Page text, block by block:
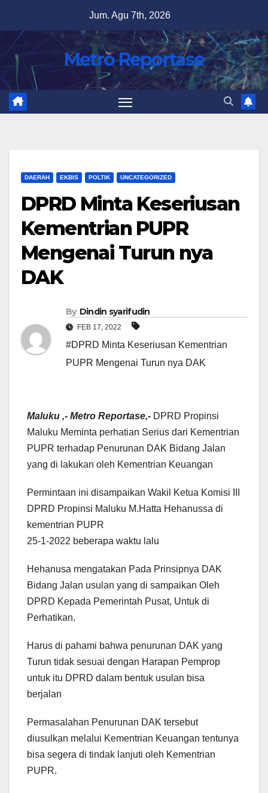
content
Jum. Agu 7th, 2026
Metro Reportase
DAERAH EKBIS POLTIK UNCATEGORIZED
DPRD Minta Keseriusan
Kementrian PUPR
Mengenai Turun nya
DAK
By Dindin syarifudin
FEB 17, 2022
#DPRD Minta Keseriusan Kementrian
PUPR Mengenai Turun nya DAK
Maluku ,- Metro Reportase,- DPRD Propinsi
Maluku Meminta perhatian Serius dari Kementrian
PUPR terhadap Penurunan DAK Bidang Jalan
yang di lakukan oleh Kementrian Keuangan
Permintaan ini disampaikan Wakil Ketua Komisi III
DPRD Propinsi Maluku M.Hatta Hehanussa di
kementrian PUPR
25-1-2022 beberapa waktu lalu
Hehanusa mengatakan Pada Prinsipnya DAK
Bidang Jalan usulan yang di sampaikan Oleh
DPRD Kepada Pemerintah Pusat, Untuk di
Perhatikan.
Harus di pahami bahwa penurunan DAK yang
Turun tidak sesuai dengan Harapan Pemprop
untuk itu DPRD dalam bentuk usulan bisa
berjalan
Permasalahan Penurunan DAK tersebut
diusulkan melalui Kementrian Keuangan tentunya
bisa segera di tindak lanjuti oleh Kementrian
PUPR.